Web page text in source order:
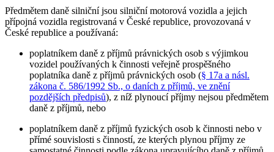
Předmětem daně silniční jsou silniční motorová vozidla a jejich
přípojná vozidla registrovaná v České republice, provozovaná v
České republice a používaná:
poplatníkem daně z příjmů právnických osob s výjimkou
vozidel používaných k činnosti veřejně prospěšného
poplatníka daně z příjmů právnických osob (§ 17a a násl.
zákona č. 586/1992 Sb., o daních z příjmů, ve znění
pozdějších předpisů), z níž plynoucí příjmy nejsou předmětem
daně z příjmů, nebo
poplatníkem daně z příjmů fyzických osob k činnosti nebo v
přímé souvislosti s činností, ze kterých plynou příjmy ze